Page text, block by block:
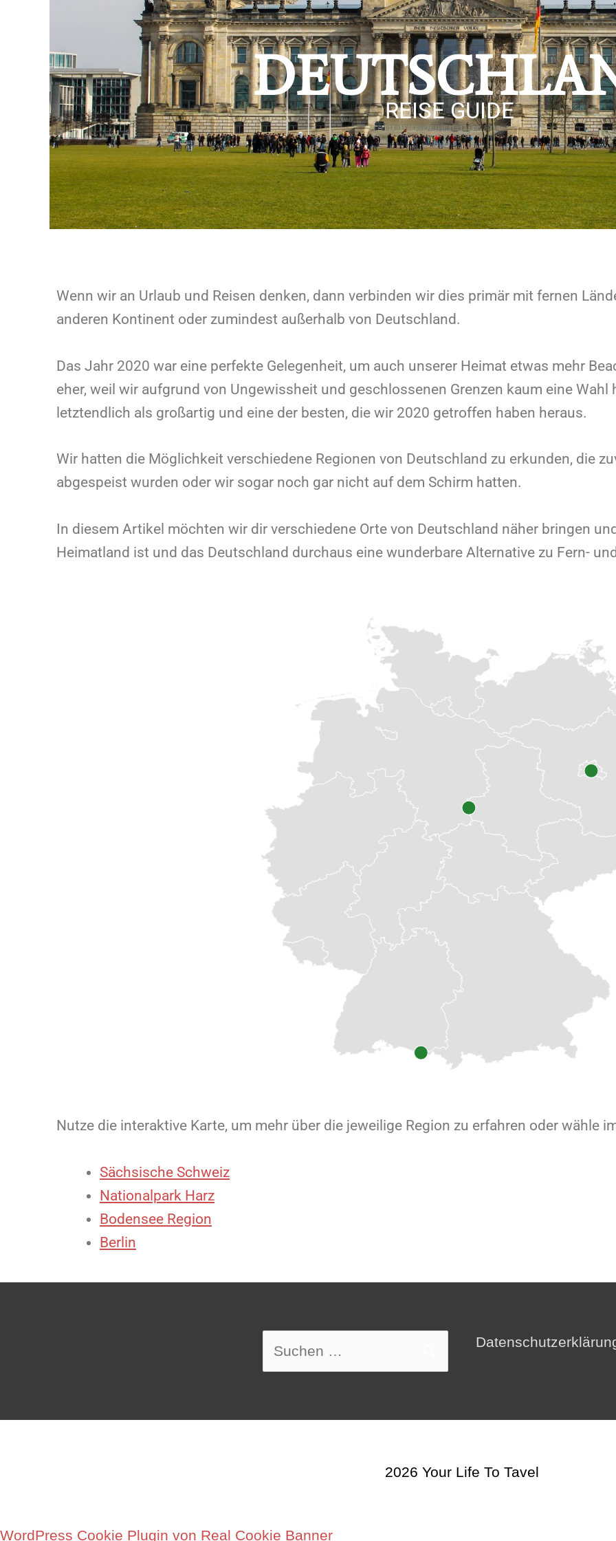
REISE GUIDE
Wenn wir an Urlaub und Reisen denken, dann verbinden wir dies primär mit fernen
anderen Kontinent oder zumindest außerhalb von Deutschland.
Das Jahr 2020 war eine perfekte Gelegenheit, um auch unserer Heimat etwas mehr
eher, weil wir aufgrund von Ungewissheit und geschlossenen Grenzen kaum eine
letztendlich als großartig und eine der besten, die wir 2020 getroffen haben heraus.
Wir hatten die Möglichkeit verschiedene Regionen von Deutschland zu erkunden, die
abgespeist wurden oder wir sogar noch gar nicht auf dem Schirm hatten.
In diesem Artikel möchten wir dir verschiedene Orte von Deutschland näher bringen
Heimatland ist und das Deutschland durchaus eine wunderbare Alternative zu Fern-
Nutze die interaktive Karte, um mehr über die jeweilige Region zu erfahren oder wähle
Sächsische Schweiz
Nationalpark Harz
Bodensee Region
Berlin
Suchen
nach:
2026 Your Life To Tavel
WordPress Cookie Plugin von Real Cookie Banner